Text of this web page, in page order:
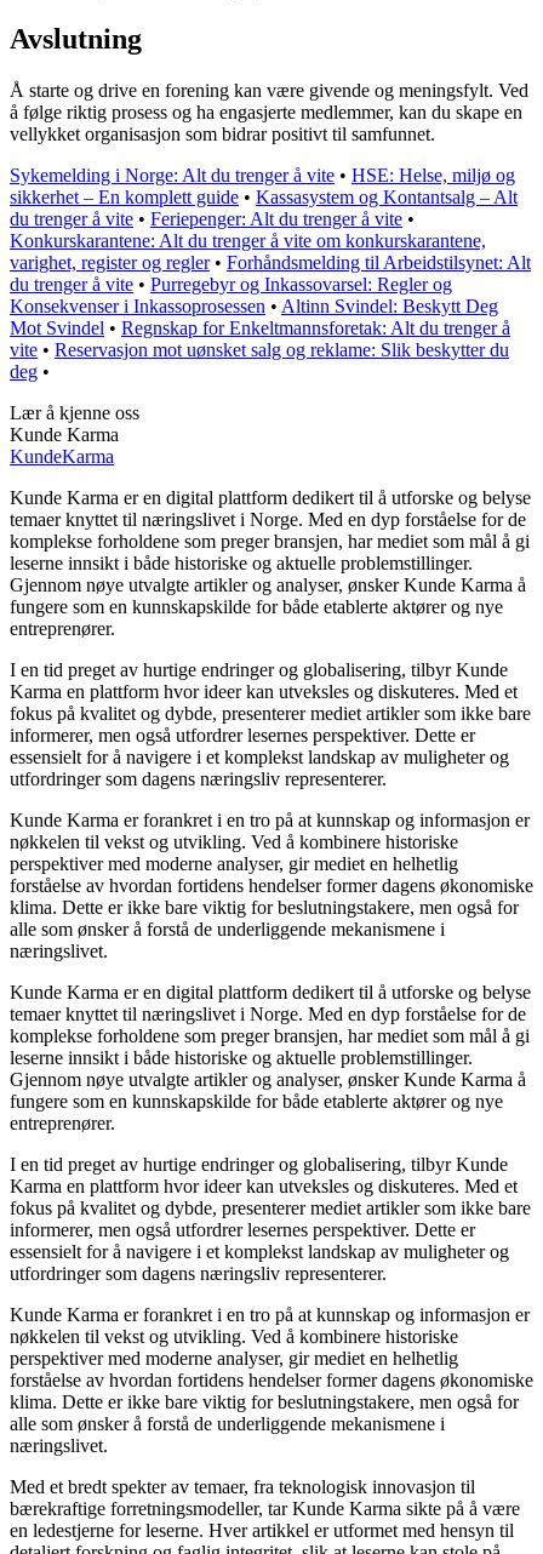
Avslutning
Å starte og drive en forening kan være givende og meningsfylt. Ved
å følge riktig prosess og ha engasjerte medlemmer, kan du skape en
vellykket organisasjon som bidrar positivt til samfunnet.
Sykemelding i Norge: Alt du trenger å vite • HSE: Helse, miljø og
sikkerhet – En komplett guide • Kassasystem og Kontantsalg – Alt
du trenger å vite • Feriepenger: Alt du trenger å vite •
Konkurskarantene: Alt du trenger å vite om konkurskarantene,
varighet, register og regler• Forhåndsmelding til Arbeidstilsynet: Alt
du trenger å vite • Purregebyr og Inkassovarsel: Regler og
Konsekvenser i Inkassoprosessen • Altinn Svindel: Beskytt Deg
Mot Svindel • Regnskap for Enkeltmannsforetak: Alt du trenger å
vite • Reservasjon mot uønsket salg og reklame: Slik beskytter du
deg •
Lær å kjenne oss
Kunde Karma
KundeKarma
Kunde Karma er en digital plattform dedikert til å utforske og belyse
temaer knyttet til næringslivet i Norge. Med en dyp forståelse for de
komplekse forholdene som preger bransjen, har mediet som mål å gi
leserne innsikt i både historiske og aktuelle problemstillinger.
Gjennom nøye utvalgte artikler og analyser, ønsker Kunde Karma å
fungere som en kunnskapskilde for både etablerte aktører og nye
entreprenører.
I en tid preget av hurtige endringer og globalisering, tilbyr Kunde
Karma en plattform hvor ideer kan utveksles og diskuteres. Med et
fokus på kvalitet og dybde, presenterer mediet artikler som ikke bare
informerer, men også utfordrer lesernes perspektiver. Dette er
essensielt for å navigere i et komplekst landskap av muligheter og
utfordringer som dagens næringsliv representerer.
Kunde Karma er forankret i en tro på at kunnskap og informasjon er
nøkkelen til vekst og utvikling. Ved å kombinere historiske
perspektiver med moderne analyser, gir mediet en helhetlig
forståelse av hvordan fortidens hendelser former dagens økonomiske
klima. Dette er ikke bare viktig for beslutningstakere, men også for
alle som ønsker å forstå de underliggende mekanismene i
næringslivet.
Kunde Karma er en digital plattform dedikert til å utforske og belyse
temaer knyttet til næringslivet i Norge. Med en dyp forståelse for de
komplekse forholdene som preger bransjen, har mediet som mål å gi
leserne innsikt i både historiske og aktuelle problemstillinger.
Gjennom nøye utvalgte artikler og analyser, ønsker Kunde Karma å
fungere som en kunnskapskilde for både etablerte aktører og nye
entreprenører.
I en tid preget av hurtige endringer og globalisering, tilbyr Kunde
Karma en plattform hvor ideer kan utveksles og diskuteres. Med et
fokus på kvalitet og dybde, presenterer mediet artikler som ikke bare
informerer, men også utfordrer lesernes perspektiver. Dette er
essensielt for å navigere i et komplekst landskap av muligheter og
utfordringer som dagens næringsliv representerer.
Kunde Karma er forankret i en tro på at kunnskap og informasjon er
nøkkelen til vekst og utvikling. Ved å kombinere historiske
perspektiver med moderne analyser, gir mediet en helhetlig
forståelse av hvordan fortidens hendelser former dagens økonomiske
klima. Dette er ikke bare viktig for beslutningstakere, men også for
alle som ønsker å forstå de underliggende mekanismene i
næringslivet.
Med et bredt spekter av temaer, fra teknologisk innovasjon til
bærekraftige forretningsmodeller, tar Kunde Karma sikte på å være
en ledestjerne for leserne. Hver artikkel er utformet med hensyn til